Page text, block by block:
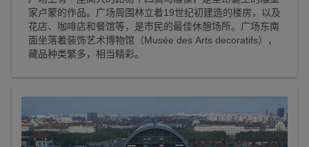
家卢蒙的作品。广场周围林立着19世纪初建造的楼房，以及
花店、咖啡店和餐馆等，是市民的最佳休憩场所。广场东南
面坐落着装饰艺术博物馆（Musée des Arts decoratifs），
藏品种类繁多，相当精彩。